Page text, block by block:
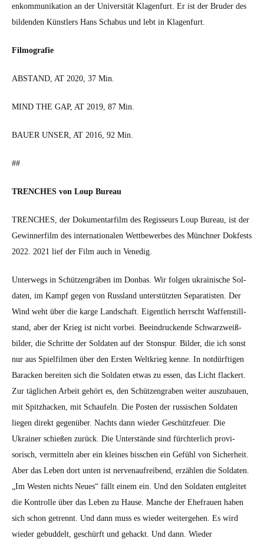
enkom­mu­nika­tion an der Uni­ver­sität Kla­gen­furt. Er ist der Brud­er des
bilden­den Kün­stlers Hans Sch­abus und lebt in Kla­gen­furt.
Fil­mo­grafie
ABSTAND, AT 2020, 37 Min.
MIND THE GAP, AT 2019, 87 Min.
BAUER UNSER, AT 2016, 92 Min.
##
TRENCHES von Loup Bureau
TRENCHES, der Doku­men­tarfilm des Regis­seurs Loup Bureau, ist der
Gewin­ner­film des inter­na­tionalen Wet­tbe­werbes des Münch­n­er Dok­fests
2022. 2021 lief der Film auch in Venedig.
Unter­wegs in Schützen­gräben im Don­bas. Wir fol­gen ukrainis­che Sol­
dat­en, im Kampf gegen von Rus­s­land unter­stützten Sep­a­ratis­ten. Der
Wind weht über die karge Land­schaft. Eigentlich herrscht Waf­fen­still­
stand, aber der Krieg ist nicht vor­bei. Beein­druck­ende Schwarzweiß­
bilder, die Schritte der Sol­dat­en auf der Ston­spur. Bilder, die ich son­st
nur aus Spielfil­men über den Ersten Weltkrieg kenne. In not­dürfti­gen
Barack­en bere­it­en sich die Sol­dat­en etwas zu essen, das Licht flack­ert.
Zur täglichen Arbeit gehört es, den Schützen­graben weit­er auszubauen,
mit Spitzhack­en, mit Schaufeln. Die Posten der rus­sis­chen Sol­dat­en
liegen direkt gegenüber. Nachts dann wieder Geschützfeuer. Die
Ukrain­er schießen zurück. Die Unter­stände sind fürchter­lich pro­vi­
sorisch, ver­mit­teln aber ein kleines biss­chen ein Gefühl von Sicher­heit.
Aber das Leben dort unten ist ner­ve­naufreibend, erzählen die Sol­dat­en.
„Im West­en nichts Neues“ fällt einem ein. Und den Sol­dat­en ent­gleit­et
die Kon­trolle über das Leben zu Hause. Manche der Ehe­frauen haben
sich schon getren­nt. Und dann muss es wieder weit­erge­hen. Es wird
wieder gebud­delt, geschürft und gehackt. Und dann. Wieder